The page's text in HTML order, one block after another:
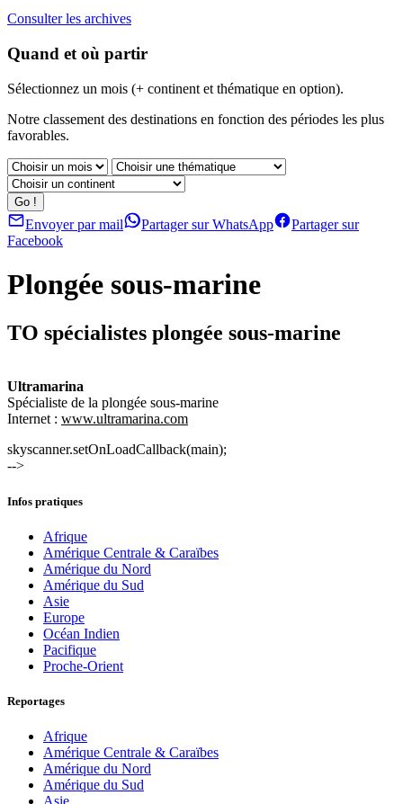
Consulter les archives
Quand et où partir
Sélectionnez un mois (+ continent et thématique en option).
Notre classement des destinations en fonction des périodes les plus
favorables.
Envoyer par mail Partager sur WhatsApp
Partager sur
Facebook
Plongée sous-marine
TO spécialistes plongée sous-marine
Ultramarina
Spécialiste de la plongée sous-marine
Internet : www.ultramarina.com
skyscanner.setOnLoadCallback(main);
-->
Infos pratiques
Afrique
Amérique Centrale & Caraïbes
Amérique du Nord
Amérique du Sud
Asie
Europe
Océan Indien
Pacifique
Proche-Orient
Reportages
Afrique
Amérique Centrale & Caraïbes
Amérique du Nord
Amérique du Sud